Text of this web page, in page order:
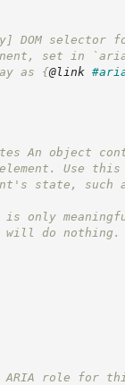
DOM selector
set in
as {@link
An object
Use this
state, such
meaningful
do nothing.
role for